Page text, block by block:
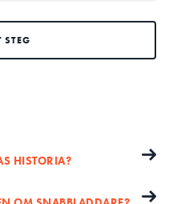
STEG
HISTORIA?